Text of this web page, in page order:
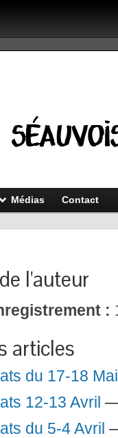
Médias Contact
l'auteur
:
articles
du 17-18 Mai
12-13 Avril —
du 5-4 Avril